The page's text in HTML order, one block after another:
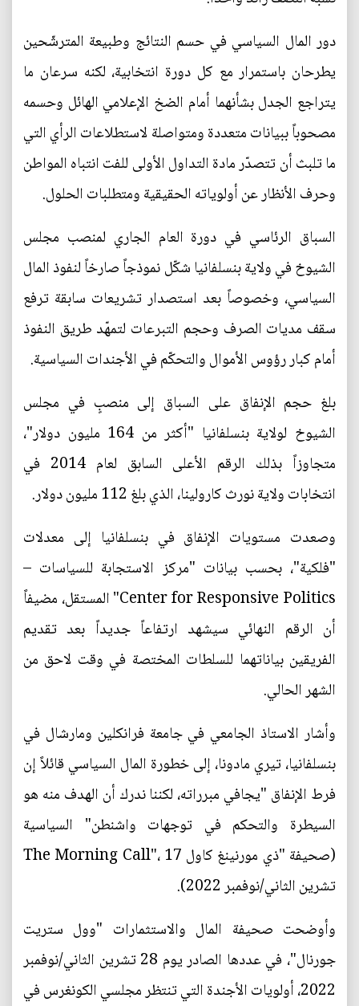
دور المال السياسي في حسم النتائج وطبيعة المترشّحين
يطرحان باستمرار مع كل دورة انتخابية، لكنه سرعان ما
يتراجع الجدل بشأنهما أمام الضخ الإعلامي الهائل وحسمه
مصحوباً ببيانات متعددة ومتواصلة لاستطلاعات الرأي التي
ما تلبث أن تتصدّر مادة التداول الأولى للفت انتباه المواطن
وحرف الأنظار عن أولوياته الحقيقية ومتطلبات الحلول.
السباق الرئاسي في دورة العام الجاري لمنصب مجلس
الشيوخ في ولاية بنسلفانيا شكّل نموذجاً صارخاً لنفوذ المال
السياسي، وخصوصاً بعد استصدار تشريعات سابقة ترفع
سقف مديات الصرف وحجم التبرعات لتمهّد طريق النفوذ
أمام كبار رؤوس الأموال والتحكّم في الأجندات السياسية.
بلغ حجم الإنفاق على السباق إلى منصبٍ في مجلس
الشيوخ لولاية بنسلفانيا "أكثر من 164 مليون دولار"،
متجاوزاً بذلك الرقم الأعلى السابق لعام 2014 في
انتخابات ولاية نورث كارولينا، الذي بلغ 112 مليون دولار.
وصعدت مستويات الإنفاق في بنسلفانيا إلى معدلات
"فلكية"، بحسب بيانات "مركز الاستجابة للسياسات –
Center for Responsive Politics" المستقل، مضيفاً
أن الرقم النهائي سيشهد ارتفاعاً جديداً بعد تقديم
الفريقين بياناتهما للسلطات المختصة في وقت لاحق من
الشهر الحالي.
وأشار الاستاذ الجامعي في جامعة فرانكلين ومارشال في
بنسلفانيا، تيري مادونا، إلى خطورة المال السياسي قائلاً إن
فرط الإنفاق "يجافي مبرراته، لكننا ندرك أن الهدف منه هو
السيطرة والتحكم في توجهات واشنطن" السياسية
(صحيفة "ذي مورنينغ كاول The Morning Call"، 17
تشرين الثاني/نوفمبر 2022).
وأوضحت صحيفة المال والاستثمارات "وول ستريت
جورنال"، في عددها الصادر يوم 28 تشرين الثاني/نوفمبر
2022، أولويات الأجندة التي تنتظر مجلسي الكونغرس في